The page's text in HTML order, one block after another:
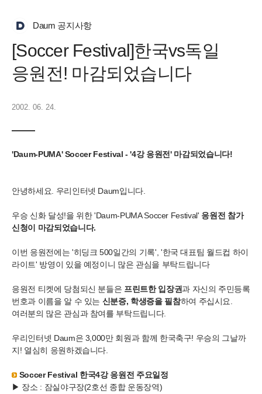
Daum 공지사항
[Soccer Festival]한국vs독일
응원전! 마감되었습니다
2002. 06. 24.
'Daum-PUMA' Soccer Festival - '4강 응원전' 마감되었습니다!
안녕하세요. 우리인터넷 Daum입니다.
우승 신화 달성!을 위한 'Daum-PUMA Soccer Festival' 응원전 참가
신청이 마감되었습니다.
이번 응원전에는 '히딩크 500일간의 기록', '한국 대표팀 월드컵 하이
라이트' 방영이 있을 예정이니 많은 관심을 부탁드립니다
응원전 티켓에 당첨되신 분들은 프린트한 입장권과 자신의 주민등록
번호과 이름을 알 수 있는 신분증, 학생증을 필참하여 주십시요.
여러분의 많은 관심과 참여를 부탁드립니다.
우리인터넷 Daum은 3,000만 회원과 함께 한국축구! 우승의 그날까
지! 열심히 응원하겠습니다.
Soccer Festival 한국4강 응원전 주요일정
▶ 장소 : 잠실야구장(2호선 종합 운동장역)